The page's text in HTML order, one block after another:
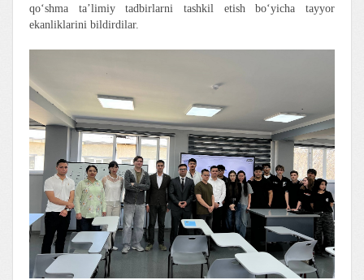
qo‘shma ta’limiy tadbirlarni tashkil etish bo‘yicha tayyor
ekanliklarini bildirdilar.